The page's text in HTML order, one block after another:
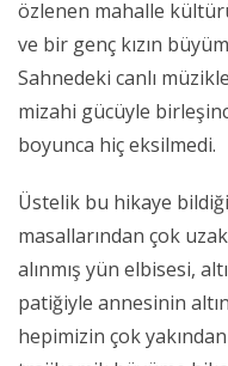
özlenen mahalle
ve bir genç kızın
Sahnedeki canlı
mizahi gücüyle
boyunca hiç eksilmedi.
Üstelik bu hikaye
masallarından çok
alınmış yün elbisesi,
patiğiyle annesinin
hepimizin çok yakından